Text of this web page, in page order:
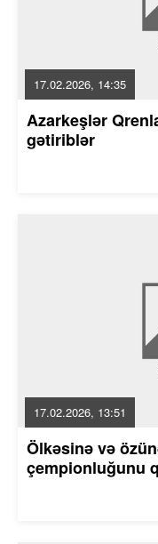
17.02.2026, 14:35
Azarkeşlər
gətiriblər
17.02.2026, 13:51
Ölkəsinə və
çempionluğunu